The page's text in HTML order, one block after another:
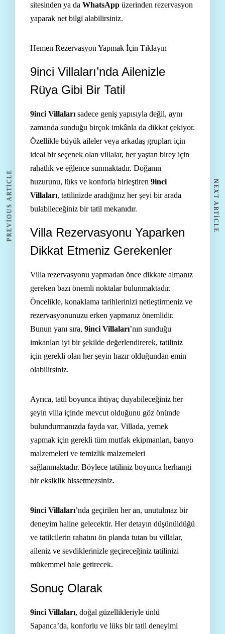
sitesinden ya da WhatsApp üzerinden rezervasyon
yaparak net bilgi alabilirsiniz.
Hemen Rezervasyon Yapmak İçin Tıklayın
9inci Villaları’nda Ailenizle
Rüya Gibi Bir Tatil
9inci Villaları sadece geniş yapısıyla değil, aynı
zamanda sunduğu birçok imkânla da dikkat çekiyor.
Özellikle büyük aileler veya arkadaş grupları için
ideal bir seçenek olan villalar, her yaştan birey için
rahatlık ve eğlence sunmaktadır. Doğanın
huzurunu, lüks ve konforla birleştiren 9inci
Villaları, tatilinizde aradığınız her şeyi bir arada
bulabileceğiniz bir tatil mekanıdır.
Villa Rezervasyonu Yaparken
Dikkat Etmeniz Gerekenler
Villa rezervasyonu yapmadan önce dikkate almanız
gereken bazı önemli noktalar bulunmaktadır.
Öncelikle, konaklama tarihlerinizi netleştirmeniz ve
rezervasyonunuzu erken yapmanız önemlidir.
Bunun yanı sıra, 9inci Villaları’nın sunduğu
imkanları iyi bir şekilde değerlendirerek, tatiliniz
için gerekli olan her şeyin hazır olduğundan emin
olabilirsiniz.
Ayrıca, tatil boyunca ihtiyaç duyabileceğiniz her
şeyin villa içinde mevcut olduğunu göz önünde
bulundurmanızda fayda var. Villada, yemek
yapmak için gerekli tüm mutfak ekipmanları, banyo
malzemeleri ve temizlik malzemeleri
sağlanmaktadır. Böylece tatiliniz boyunca herhangi
bir eksiklik hissetmezsiniz.
9inci Villaları’nda geçirilen her an, unutulmaz bir
deneyim haline gelecektir. Her detayın düşünüldüğü
ve tatilcilerin rahatını ön planda tutan bu villalar,
aileniz ve sevdiklerinizle geçireceğiniz tatilinizi
mükemmel hale getirecek.
Sonuç Olarak
9inci Villaları, doğal güzellikleriyle ünlü
Sapanca’da, konforlu ve lüks bir tatil deneyimi
PREVIOUS ARTICLE NEXT ARTICLE